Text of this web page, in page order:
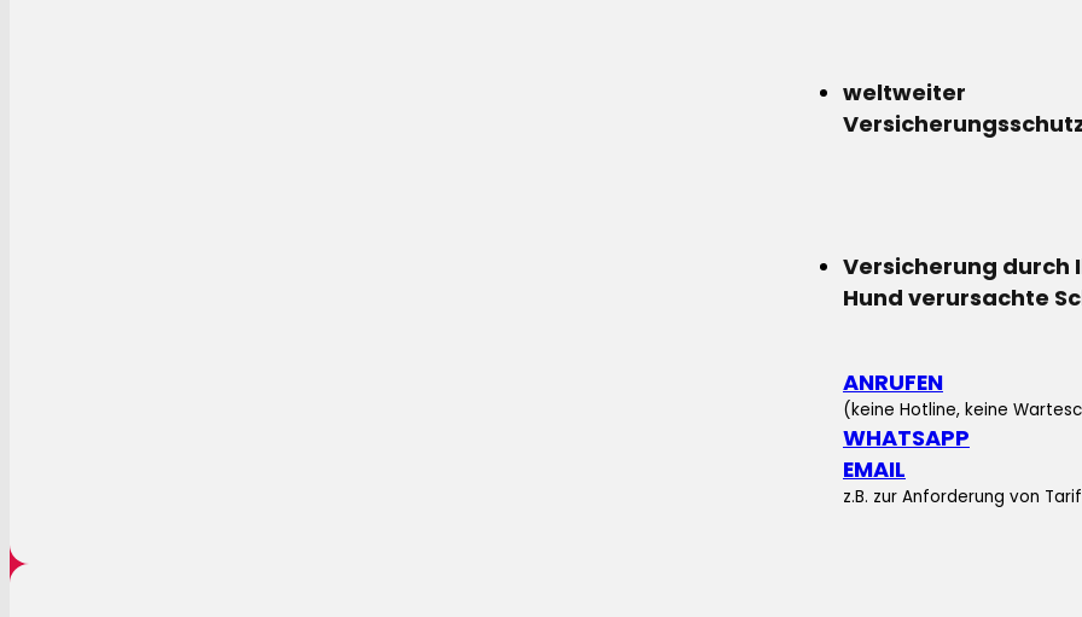
weltweiter
Versicherung durch
Hund verursachte
ANRUFEN
(keine Hotline, keine
WHATSAPP
EMAIL
z.B. zur Anforderung von